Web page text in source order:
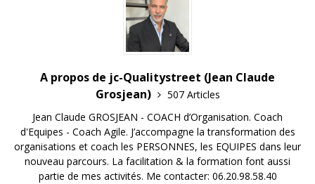
A propos de jc-Qualitystreet (Jean Claude
Grosjean)
507 Articles
Jean Claude GROSJEAN - COACH d’Organisation. Coach
d'Equipes - Coach Agile. J’accompagne la transformation des
organisations et coach les PERSONNES, les EQUIPES dans leur
nouveau parcours. La facilitation & la formation font aussi
partie de mes activités. Me contacter: 06.20.98.58.40